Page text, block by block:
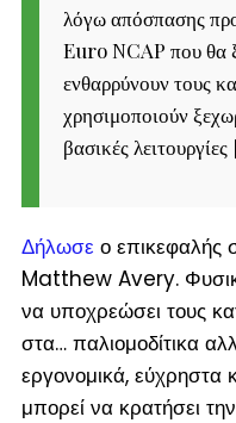
λόγω απόσπασης
Euro NCAP που θα
ενθαρρύνουν τους
χρησιμοποιούν
βασικές
Δήλωσε ο επικεφαλής
Matthew Avery.
να υποχρεώσει τους
στα… παλιομοδίτικα
εργονομικά, εύχρηστα
μπορεί να κρατήσει